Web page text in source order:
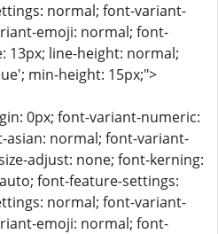
normal; font-variant-
emoji: normal; font-
13px; line-height: normal;
min-height: 15px;">
0px; font-variant-numeric:
normal; font-variant-
adjust: none; font-kerning:
font-feature-settings:
normal; font-variant-
emoji: normal; font-